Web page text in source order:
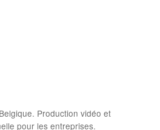
Production vidéo et
pour les entreprises.